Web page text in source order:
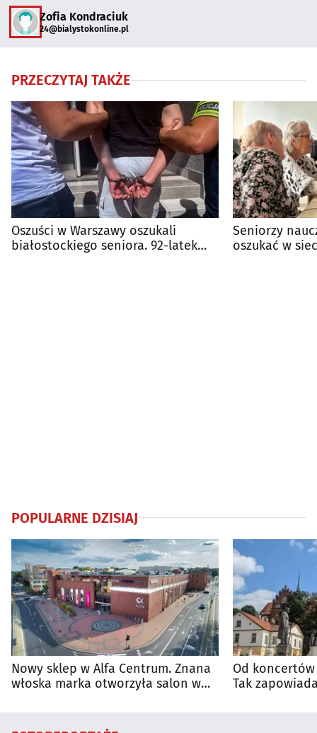
Zofia Kondraciuk
24@bialystokonline.pl
PRZECZYTAJ TAKŻE
Oszuści w Warszawy oszukali
białostockiego seniora. 92-latek
Seniorzy
oszukać w
POPULARNE DZISIAJ
Nowy sklep w Alfa Centrum. Znana
włoska marka otworzyła salon w
Od
Tak